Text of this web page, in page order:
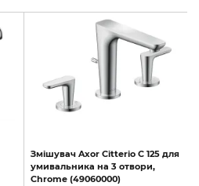
Змішувач Axor Citterio C 125 для
умивальника на 3 отвори,
Chrome (49060000)